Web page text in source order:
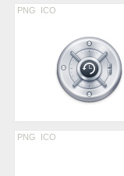
PNG ICO
PNG ICO